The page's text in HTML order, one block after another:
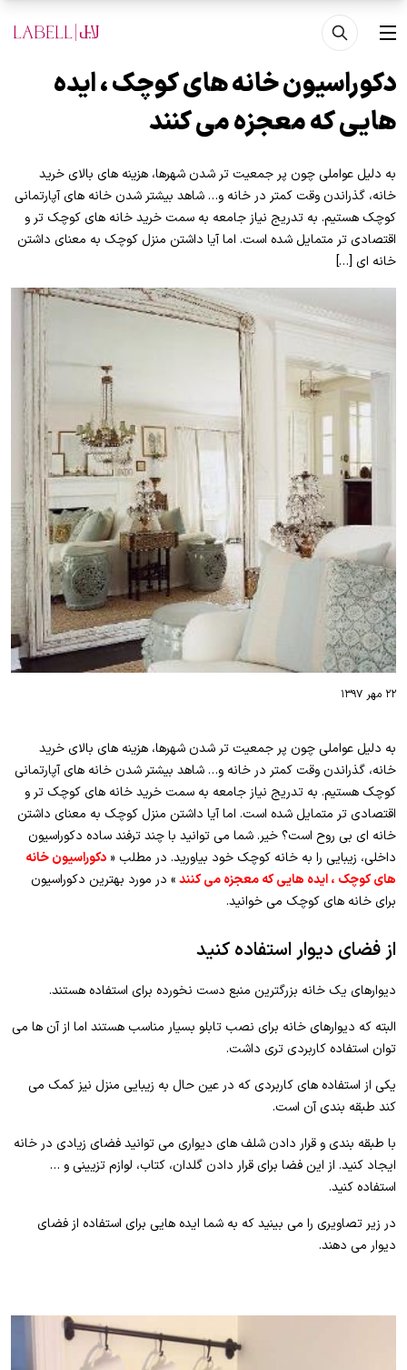
رفتن به محتوای اصلی
منو
دکوراسیون خانه های کوچک ، ایده
هایی که معجزه می کنند
به دلیل عواملی چون پر جمعیت تر شدن شهرها، هزینه های بالای خرید
خانه، گذراندن وقت کمتر در خانه و… شاهد بیشتر شدن خانه های آپارتمانی
کوچک هستیم. به تدریج نیاز جامعه به سمت خرید خانه های کوچک تر و
اقتصادی تر متمایل شده است. اما آیا داشتن منزل کوچک به معنای داشتن
خانه ای […]
۲۲ مهر ۱۳۹۷
به دلیل عواملی چون پر جمعیت تر شدن شهرها، هزینه های بالای خرید
خانه، گذراندن وقت کمتر در خانه و… شاهد بیشتر شدن خانه های آپارتمانی
کوچک هستیم. به تدریج نیاز جامعه به سمت خرید خانه های کوچک تر و
اقتصادی تر متمایل شده است. اما آیا داشتن منزل کوچک به معنای داشتن
خانه ای بی روح است؟ خیر. شما می توانید با چند ترفند ساده دکوراسیون
داخلی، زیبایی را به خانه کوچک خود بیاورید. در مطلب « دکوراسیون خانه
های کوچک ، ایده هایی که معجزه می کنند» در مورد بهترین دکوراسیون
برای خانه های کوچک می خوانید.
از فضای دیوار استفاده کنید
دیوارهای یک خانه بزرگترین منبع دست نخورده برای استفاده هستند.
البته که دیوارهای خانه برای نصب تابلو بسیار مناسب هستند اما از آن ها می
توان استفاده کاربردی تری داشت.
یکی از استفاده های کاربردی که در عین حال به زیبایی منزل نیز کمک می
کند طبقه بندی آن است.
با طبقه بندی و قرار دادن شلف های دیواری می توانید فضای زیادی در خانه
ایجاد کنید. از این فضا برای قرار دادن گلدان، کتاب، لوازم تزیینی و …
استفاده کنید.
در زیر تصاویری را می بینید که به شما ایده هایی برای استفاده از فضای
دیوار می دهند.